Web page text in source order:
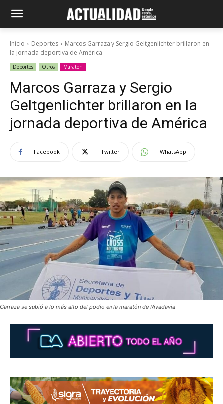
Inicio Deportes
Marcos Garraza y Sergio Geltgenlichter brillaron en
la jornada deportiva de América
Deportes Otros Maratón
Marcos Garraza y Sergio
Geltgenlichter brillaron en la
jornada deportiva de América
Facebook Twitter WhatsApp
Garraza se subió a lo más alto del podio en la maratón de Rivadavia